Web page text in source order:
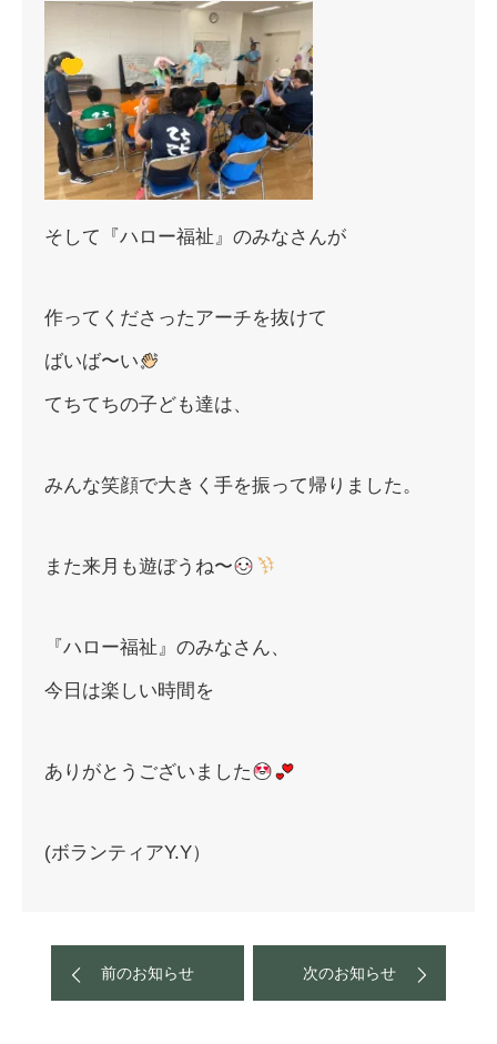
そして『ハロー福祉』のみなさんが
作ってくださったアーチを抜けて
ばいば〜い
てちてちの子ども達は、
みんな笑顔で大きく手を振って帰りました。
また来月も遊ぼうね〜
『ハロー福祉』のみなさん、
今日は楽しい時間を
ありがとうございました
(ボランティアY.Y）
前のお知らせ 次のお知らせ